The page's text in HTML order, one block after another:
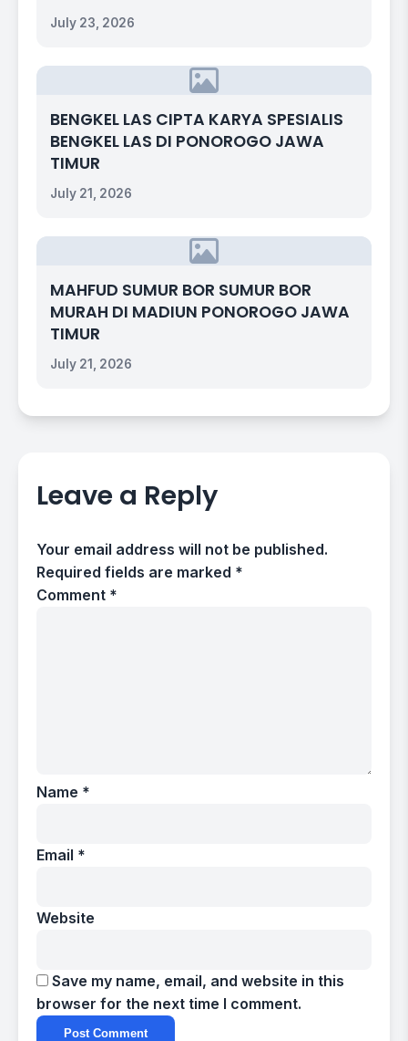
July 23, 2026
BENGKEL LAS CIPTA KARYA SPESIALIS
BENGKEL LAS DI PONOROGO JAWA
TIMUR
July 21, 2026
MAHFUD SUMUR BOR SUMUR BOR
MURAH DI MADIUN PONOROGO JAWA
TIMUR
July 21, 2026
Leave a Reply
Your email address will not be published.
Required fields are marked *
Comment *
Name *
Email *
Website
Save my name, email, and website in this
browser for the next time I comment.